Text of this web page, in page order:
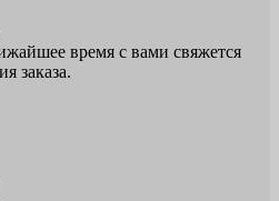
время с вами свяжется
заказа.